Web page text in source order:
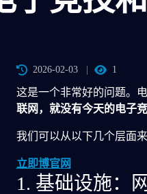
2026-02-03 1
这是一个非常好的问题。
联网，就没有今天的电子
我们可以从以下几个层面
立即博官网
1. 基础设施：